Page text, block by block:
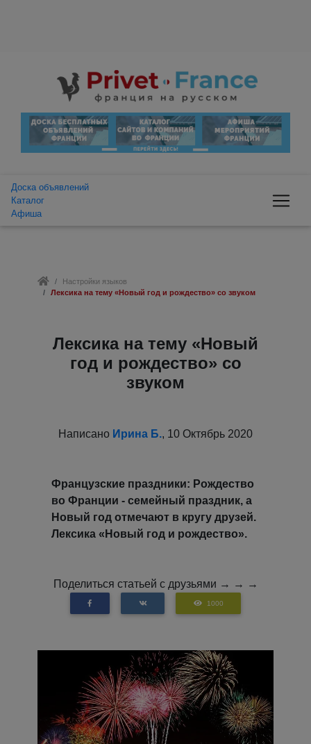
Доска объявлений
Каталог
Афиша
Настройки языков
Лексика на тему «Новый год и рождество» со звуком
Лексика на тему «Новый
год и рождество» со
звуком
Написано Ирина Б., 10 Октябрь 2020
Французские праздники: Рождество
во Франции - семейный праздник, а
Новый год отмечают в кругу друзей.
Лексика «Новый год и рождество».
Поделиться статьей с друзьями → → →
1000